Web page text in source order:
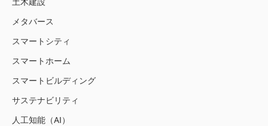
土木建設
メタバース
スマートシティ
スマートホーム
スマートビルディング
サステナビリティ
人工知能（AI）